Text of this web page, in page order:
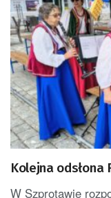
Kolejna odsłona
W Szprotawie